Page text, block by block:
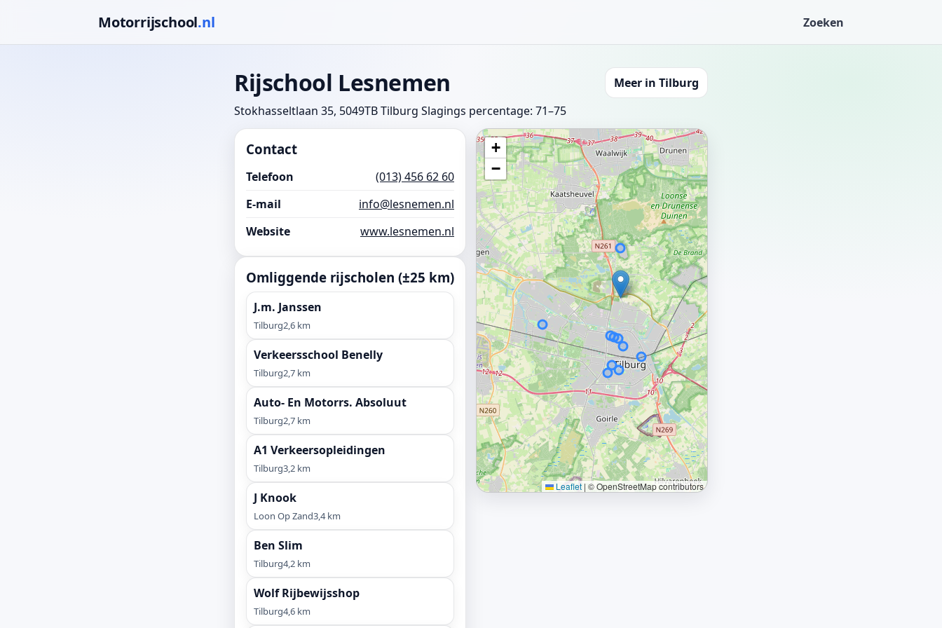
Motorrijschool.nl Zoeken
Rijschool Lesnemen
Stokhasseltlaan 35, 5049TB Tilburg Slagings percentage: 71–75
Meer in Tilburg
Contact
Telefoon
(013) 456 62 60
E-mail
info@lesnemen.nl
Website
www.lesnemen.nl
Omliggende rijscholen (±25 km)
J.m. Janssen
Tilburg2,6 km
Verkeersschool Benelly
Tilburg2,7 km
Auto- En Motorrs. Absoluut
Tilburg2,7 km
A1 Verkeersopleidingen
Tilburg3,2 km
J Knook
Loon Op Zand3,4 km
Ben Slim
Tilburg4,2 km
Wolf Rijbewijsshop
Tilburg4,6 km
+
−
Leaflet | © OpenStreetMap contributors